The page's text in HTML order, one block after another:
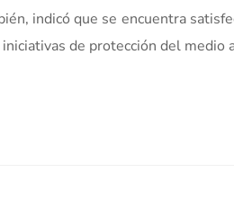
indicó que se encuentra
iniciativas de protección del medio